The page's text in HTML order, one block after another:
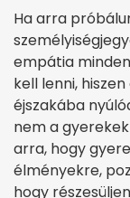
Ha arra
empátia
kell lenni,
éjszakába
nem a
arra, hogy
élményekre,
hogy